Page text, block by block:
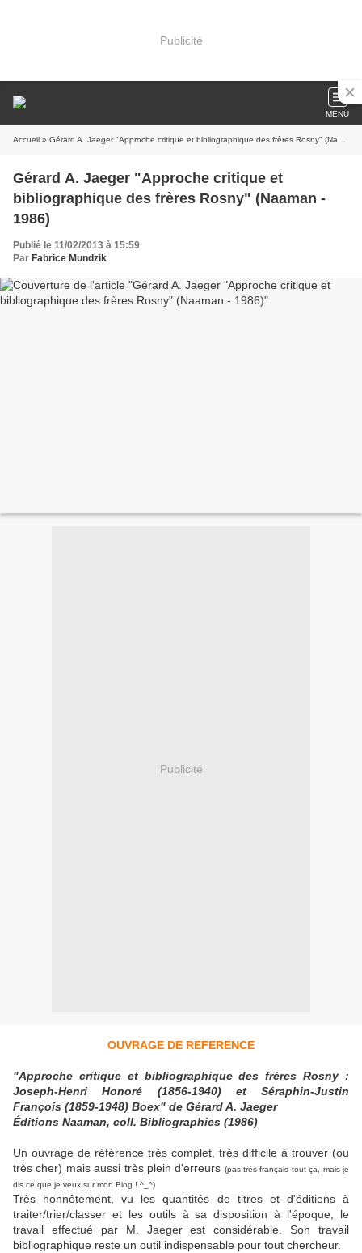
Publicité
MENU
Accueil » Gérard A. Jaeger "Approche critique et bibliographique des frères Rosny" (Naaman - 1986)
Gérard A. Jaeger "Approche critique et
bibliographique des frères Rosny" (Naaman -
1986)
Publié le 11/02/2013 à 15:59
Par Fabrice Mundzik
Publicité
OUVRAGE DE REFERENCE
"Approche critique et bibliographique des frères Rosny :
Joseph-Henri Honoré (1856-1940) et Séraphin-Justin
François (1859-1948) Boex" de Gérard A. Jaeger
Éditions Naaman, coll. Bibliographies (1986)
Un ouvrage de référence très complet, très difficile à trouver (ou
très cher) mais aussi très plein d'erreurs (pas très français tout ça, mais je
dis ce que je veux sur mon Blog ! ^_^)
Très honnêtement, vu les quantités de titres et d'éditions à
traiter/trier/classer et les outils à sa disposition à l'époque, le
travail effectué par M. Jaeger est considérable. Son travail
bibliographique reste un outil indispensable pour tout chercheur.